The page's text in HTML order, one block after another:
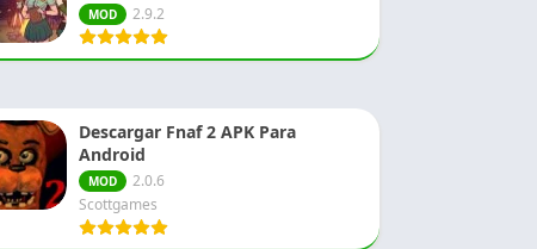
MOD 2.9.2
Descargar Fnaf 2 APK Para
Android
MOD
2.0.6
Scottgames